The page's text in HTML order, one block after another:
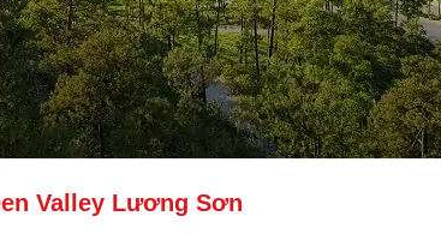
Valley Lương Sơn